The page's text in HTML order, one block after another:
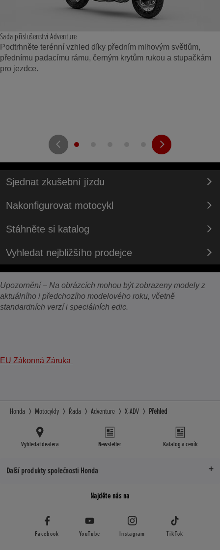
Sada příslušenství Adventure
Podtrhněte terénní vzhled díky předním mlhovým světlům,
přednímu padacímu rámu, černým krytům rukou a stupačkám
pro jezdce.
Sjednat zkušební jízdu
Nakonfigurovat motocykl
Stáhněte si katalog
Vyhledat nejbližšího prodejce
Upozornění – Na obrázcích mohou být zobrazeny modely z
aktuálního i předchozího modelového roku, včetně
standardních verzí i speciálních edic.
EU Zákonná Záruka
Honda Motocykly Řada Adventure X-ADV Přehled
Vyhledat dealera Newsletter Katalog a ceník
Další produkty společnosti Honda
Najděte nás na
Facebook YouTube Instagram TikTok